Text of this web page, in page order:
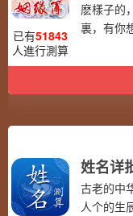
已有51843
人進行測算
麽樣子的
裏，有你
姓名详
古老的中
人个的生